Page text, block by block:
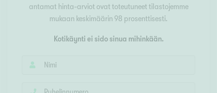
antamat hinta-arviot ovat toteutuneet tilastojemme
mukaan keskimäärin 98 prosenttisesti.
Kotikäynti ei sido sinua mihinkään.